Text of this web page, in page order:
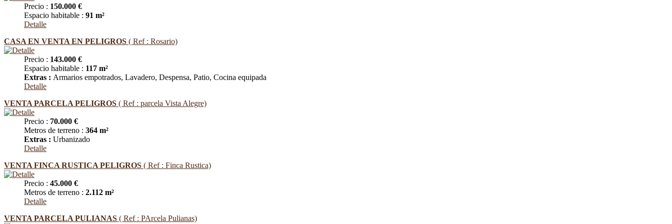
Precio : 150.000 €
Espacio habitable : 91 m²
Detalle
CASA EN VENTA EN PELIGROS ( Ref : Rosario)
Precio : 143.000 €
Espacio habitable : 117 m²
Extras : Armarios empotrados, Lavadero, Despensa, Patio, Cocina equipada
Detalle
VENTA PARCELA PELIGROS ( Ref : parcela Vista Alegre)
Precio : 70.000 €
Metros de terreno : 364 m²
Extras : Urbanizado
Detalle
VENTA FINCA RUSTICA PELIGROS ( Ref : Finca Rustica)
Precio : 45.000 €
Metros de terreno : 2.112 m²
Detalle
VENTA PARCELA PULIANAS ( Ref : PArcela Pulianas)